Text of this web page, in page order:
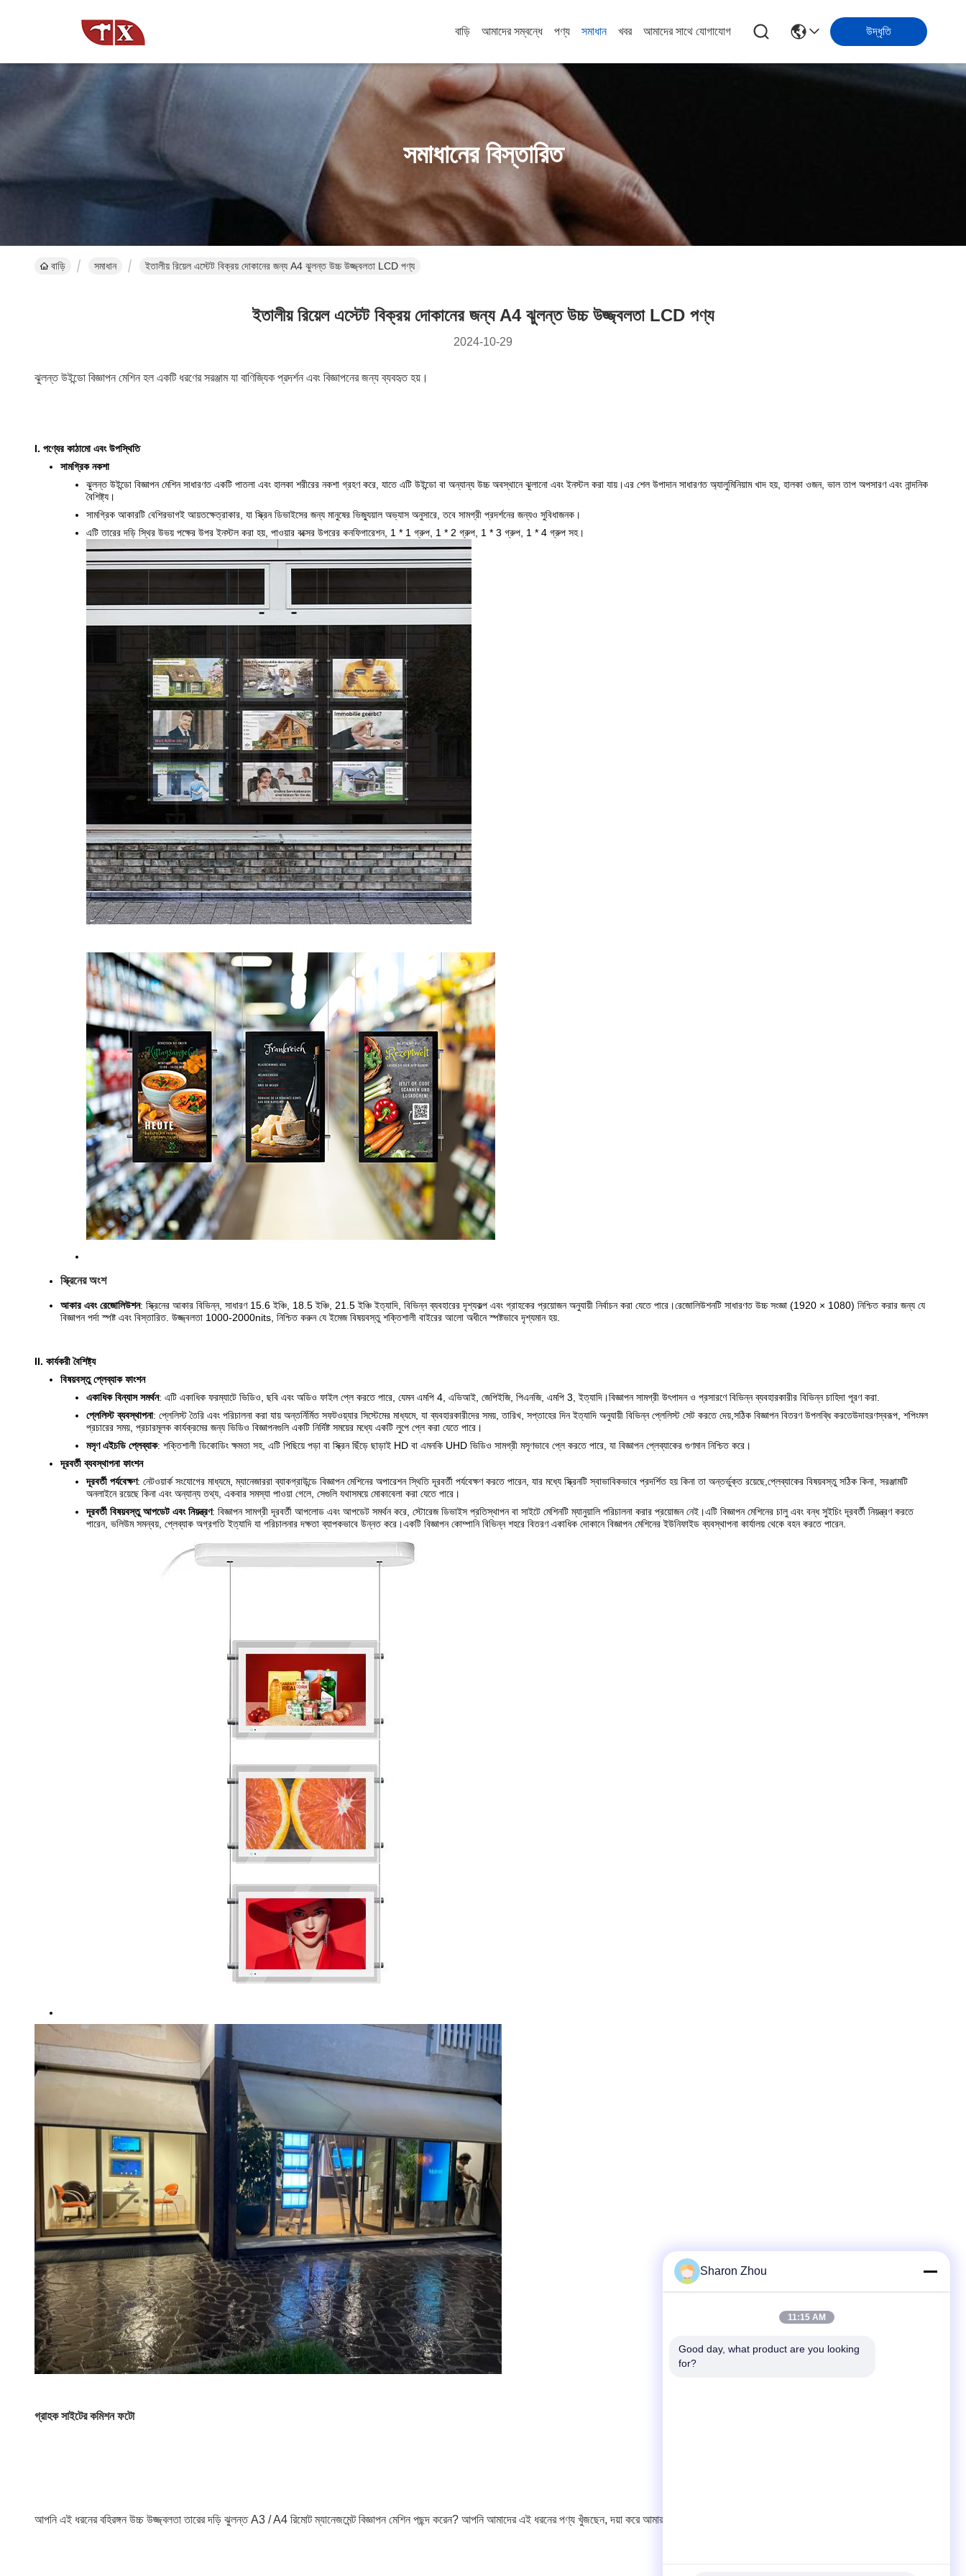
বাড়ি আমাদের সম্বন্ধে পণ্য সমাধান খবর আমাদের সাথে যোগাযোগ উদ্ধৃতি
সমাধানের বিস্তারিত
বাড়ি সমাধান ইতালীয় রিয়েল এস্টেট বিক্রয় দোকানের জন্য A4 ঝুলন্ত উচ্চ উজ্জ্বলতা LCD পণ্য
ইতালীয় রিয়েল এস্টেট বিক্রয় দোকানের জন্য A4 ঝুলন্ত উচ্চ উজ্জ্বলতা LCD পণ্য
2024-10-29
ঝুলন্ত উইন্ডো বিজ্ঞাপন মেশিন হল একটি ধরণের সরঞ্জাম যা বাণিজ্যিক প্রদর্শন এবং বিজ্ঞাপনের জন্য ব্যবহৃত হয়।
I. পণ্যের কাঠামো এবং উপস্থিতি
সামগ্রিক নকশা
ঝুলন্ত উইন্ডো বিজ্ঞাপন মেশিন সাধারণত একটি পাতলা এবং হালকা শরীরের নকশা গ্রহণ করে, যাতে এটি উইন্ডো বা অন্যান্য উচ্চ অবস্থানে ঝুলানো এবং ইনস্টল করা যায়।এর শেল উপাদান সাধারণত অ্যালুমিনিয়াম খাদ হয়, হালকা ওজন, ভাল তাপ অপসারণ এবং নান্দনিক
বৈশিষ্ট্য।
সামগ্রিক আকারটি বেশিরভাগই আয়তক্ষেত্রাকার, যা স্ক্রিন ডিভাইসের জন্য মানুষের ভিজ্যুয়াল অভ্যাস অনুসারে, তবে সামগ্রী প্রদর্শনের জন্যও সুবিধাজনক।
এটি তারের দড়ি স্থির উভয় পক্ষের উপর ইনস্টল করা হয়, পাওয়ার বক্সের উপরের কনফিগারেশন, 1 * 1 গ্রুপ, 1 * 2 গ্রুপ, 1 * 3 গ্রুপ, 1 * 4 গ্রুপ সহ।
স্ক্রিনের অংশ
আকার এবং রেজোলিউশন: স্ক্রিনের আকার বিভিন্ন, সাধারণ 15.6 ইঞ্চি, 18.5 ইঞ্চি, 21.5 ইঞ্চি ইত্যাদি, বিভিন্ন ব্যবহারের দৃশ্যকল্প এবং গ্রাহকের প্রয়োজন অনুযায়ী নির্বাচন করা যেতে পারে।রেজোলিউশনটি সাধারণত উচ্চ সংজ্ঞা (1920 × 1080) নিশ্চিত করার জন্য যে
বিজ্ঞাপন পর্দা স্পষ্ট এবং বিস্তারিত. উজ্জ্বলতা 1000-2000nits, নিশ্চিত করুন যে ইমেজ বিষয়বস্তু শক্তিশালী বাইরের আলো অধীনে স্পষ্টভাবে দৃশ্যমান হয়.
II. কার্যকরী বৈশিষ্ট্য
বিষয়বস্তু প্লেব্যাক ফাংশন
একাধিক বিন্যাস সমর্থন: এটি একাধিক ফরম্যাটে ভিডিও, ছবি এবং অডিও ফাইল প্লে করতে পারে, যেমন এমপি 4, এভিআই, জেপিইজি, পিএনজি, এমপি 3, ইত্যাদি।বিজ্ঞাপন সামগ্রী উৎপাদন ও প্রসারণে বিভিন্ন ব্যবহারকারীর বিভিন্ন চাহিদা পূরণ করা.
প্লেলিস্ট ব্যবস্থাপনা: প্লেলিস্ট তৈরি এবং পরিচালনা করা যায় অন্তর্নির্মিত সফটওয়্যার সিস্টেমের মাধ্যমে, যা ব্যবহারকারীদের সময়, তারিখ, সপ্তাহের দিন ইত্যাদি অনুযায়ী বিভিন্ন প্লেলিস্ট সেট করতে দেয়,সঠিক বিজ্ঞাপন বিতরণ উপলব্ধি করতেউদাহরণস্বরূপ, শপিংমল
প্রচারের সময়, প্রচারমূলক কার্যক্রমের জন্য ভিডিও বিজ্ঞাপনগুলি একটি নির্দিষ্ট সময়ের মধ্যে একটি লুপে প্লে করা যেতে পারে।
মসৃণ এইচডি প্লেব্যাক: শক্তিশালী ডিকোডিং ক্ষমতা সহ, এটি পিছিয়ে পড়া বা স্ক্রিন ছিঁড়ে ছাড়াই HD বা এমনকি UHD ভিডিও সামগ্রী মসৃণভাবে প্লে করতে পারে, যা বিজ্ঞাপন প্লেব্যাকের গুণমান নিশ্চিত করে।
দূরবর্তী ব্যবস্থাপনা ফাংশন
দূরবর্তী পর্যবেক্ষণ: নেটওয়ার্ক সংযোগের মাধ্যমে, ম্যানেজাররা ব্যাকগ্রাউন্ডে বিজ্ঞাপন মেশিনের অপারেশন স্থিতি দূরবর্তী পর্যবেক্ষণ করতে পারেন, যার মধ্যে স্ক্রিনটি স্বাভাবিকভাবে প্রদর্শিত হয় কিনা তা অন্তর্ভুক্ত রয়েছে,প্লেব্যাকের বিষয়বস্তু সঠিক কিনা, সরঞ্জামটি
অনলাইনে রয়েছে কিনা এবং অন্যান্য তথ্য, একবার সমস্যা পাওয়া গেলে, সেগুলি যথাসময়ে মোকাবেলা করা যেতে পারে।
দূরবর্তী বিষয়বস্তু আপডেট এবং নিয়ন্ত্রণ: বিজ্ঞাপন সামগ্রী দূরবর্তী আপলোড এবং আপডেট সমর্থন করে, স্টোরেজ ডিভাইস প্রতিস্থাপন বা সাইটে মেশিনটি ম্যানুয়ালি পরিচালনা করার প্রয়োজন নেই।এটি বিজ্ঞাপন মেশিনের চালু এবং বন্ধ সুইচিং দূরবর্তী নিয়ন্ত্রণ করতে
পারেন, ভলিউম সমন্বয়, প্লেব্যাক অগ্রগতি ইত্যাদি যা পরিচালনার দক্ষতা ব্যাপকভাবে উন্নত করে।একটি বিজ্ঞাপন কোম্পানি বিভিন্ন শহরে বিতরণ একাধিক দোকানে বিজ্ঞাপন মেশিনের ইউনিফাইড ব্যবস্থাপনা কার্যালয় থেকে বহন করতে পারেন.
গ্রাহক সাইটের কমিশন ফটো
আপনি এই ধরনের বহিরঙ্গন উচ্চ উজ্জ্বলতা তারের দড়ি ঝুলন্ত A3 / A4 রিমোট ম্যানেজমেন্ট বিজ্ঞাপন মেশিন পছন্দ করেন? আপনি আমাদের এই ধরনের পণ্য খুঁজছেন, দয়া করে আমার সাথে যোগাযোগ করতে ভুলবেন নাআমরা স্ব-ডিজাইন নির্মাতারা!
Sharon Zhou
11:15 AM
Good day, what product are you looking
for?